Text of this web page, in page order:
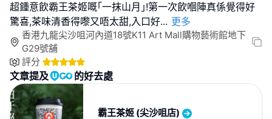
超鍾意飲霸王茶姬嘅｢一抹山月｣!第一次飲嗰陣真係覺得好
驚喜,茶味清香得嚟又唔太甜,入口好... 更多
香港九龍尖沙咀河內道18號K11 Art Mall購物藝術館地下
G29號舖
評分
文章提及 的好去處
霸王茶姬 (尖沙咀店)